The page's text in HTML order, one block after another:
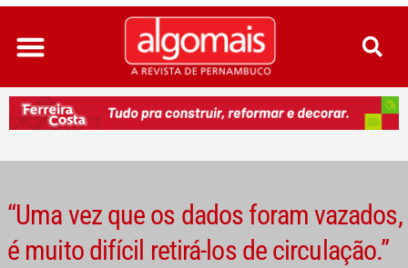
Ir
para
conteúdo
“Uma vez que os dados foram vazados,
é muito difícil retirá-los de circulação.”